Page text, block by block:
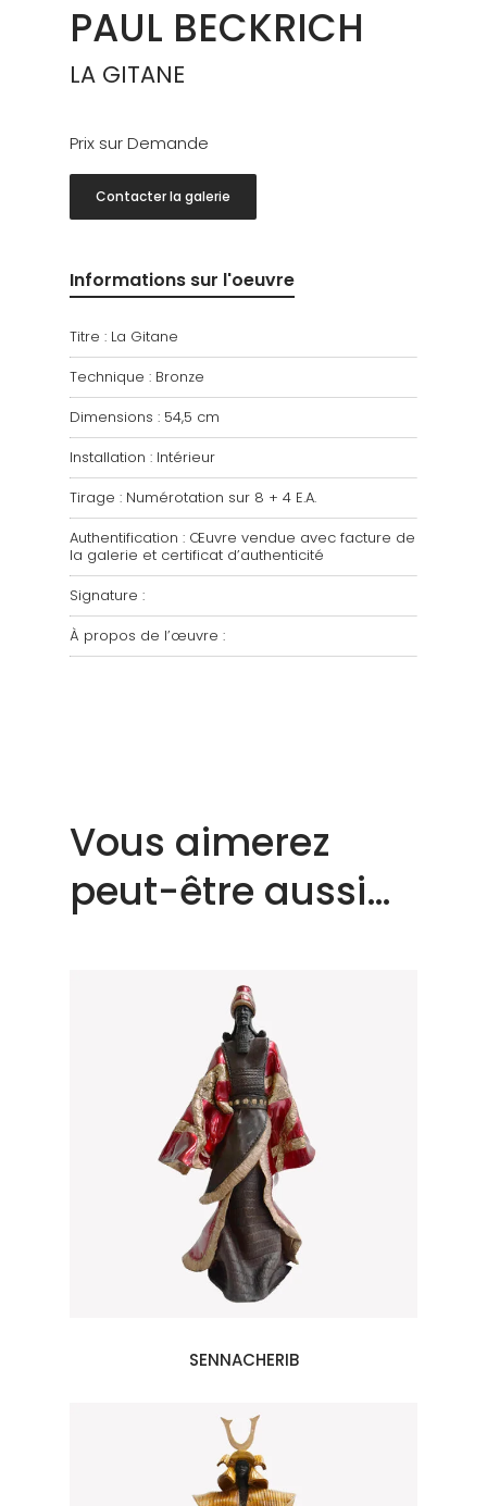
PAUL BECKRICH
LA GITANE
Prix sur Demande
Contacter la galerie
Informations sur l'oeuvre
Titre : La Gitane
Technique : Bronze
Dimensions : 54,5 cm
Installation : Intérieur
Tirage : Numérotation sur 8 + 4 E.A.
Authentification : Œuvre vendue avec facture de
la galerie et certificat d’authenticité
Signature :
À propos de l’œuvre :
Vous aimerez
peut-être aussi…
SENNACHERIB